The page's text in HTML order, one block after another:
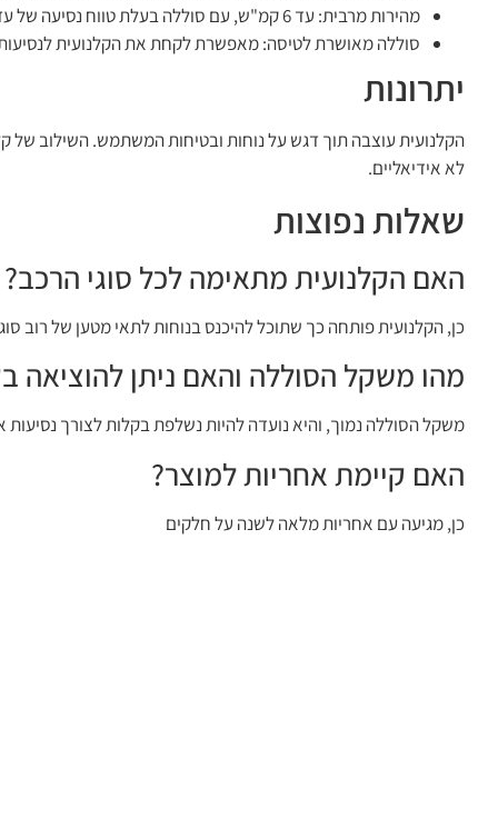
מהירות מרבית: עד 6 קמ"ש, עם סוללה בעלת טווח נסיעה של עד 15 ק"מ.
סוללה מאושרת לטיסה: מאפשרת לקחת את הקלנועית לנסיעות
יתרונות
לא אידיאליים.
שאלות נפוצות
האם הקלנועית מתאימה לכל סוגי הרכב?
כן, הקלנועית פותחה כך שתוכל להיכנס בנוחות לתאי מטען של רוב
מהו משקל הסוללה והאם ניתן להוציאה
משקל הסוללה נמוך, והיא נועדה להיות נשלפת בקלות לצורך נסיעות
האם קיימת אחריות למוצר?
כן, מגיעה עם אחריות מלאה לשנה על חלקים